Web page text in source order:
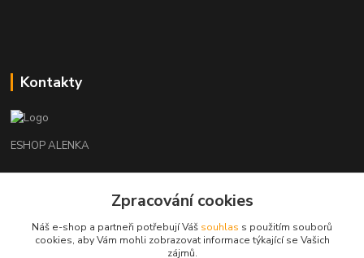
Kontakty
ESHOP ALENKA
+420602541312
orechovka@inmes.cz
Zpracování cookies
Náš e-shop a partneři potřebují Váš souhlas s použitím souborů
cookies, aby Vám mohli zobrazovat informace týkající se Vašich
zájmů.